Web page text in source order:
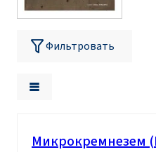
Фильтровать
Микрокремнезем